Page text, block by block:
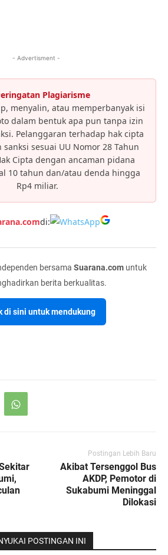
- Advertisment -
Plagiarisme
menyalin, atau memperbanyak isi
dalam bentuk apa pun tanpa izin
Pelanggaran terhadap hak cipta
sesuai UU Nomor 28 Tahun
Cipta dengan ancaman pidana
10 tahun dan/atau denda hingga
Rp4 miliar.
di:
bersama Suarana.comuntuk
berita berkualitas.
di sini untuk mendukung
Postingan Lebih Baru
Akibat Tersenggol Bus
AKDP, Pemotor di
Sukabumi Meninggal
Dilokasi
POSTINGAN INI